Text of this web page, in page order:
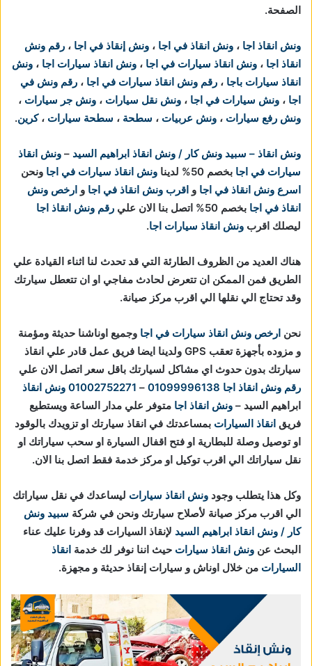
الصفحة.
ونش انقاذ اجا ، ونش انقاذ في اجا ، ونش إنقاذ في اجا ، رقم ونش
انقاذ اجا ، ونش انقاذ سيارات في اجا ، ونش انقاذ سيارات اجا ، ونش
انقاذ سيارات باجا ، رقم ونش انقاذ سيارات في اجا ، رقم ونش في
اجا ، ونش سيارات في اجا ، ونش نقل سيارات ، ونش جر سيارات ،
ونش رفع سيارات ، ونش عربيات ، سطحة ، سطحة سيارات ،كرين.
ونش انقاذ – سبيد ونش كار / ونش انقاذ ابراهيم السيد – ونش انقاذ
سيارات في اجا بخصم 50% لدينا ونش انقاذ سيارات في اجا ونحن
اسرع ونش انقاذ في اجا و اقرب ونش انقاذ في اجا و ارخص ونش
انقاذ في اجا بخصم 50% اتصل بنا الان علي
رقم ونش انقاذ اجا
ليصلك اقرب ونش انقاذ سيارات اجا.
هناك العديد من الظروف الطارئة التي قد تحدث لنا اثناء القيادة علي
الطريق فمن الممكن ان تتعرض لحادث مفاجي او ان تتعطل سيارتك
وقد تحتاج الي نقلها الي اقرب مركز صيانة.
نحن ارخص ونش انقاذ سيارات في اجا وجميع اوناشنا حديثة ومؤمنة
و مزوده بأجهزة تعقب GPS ولدينا ايضا فريق عمل قادر علي انقاذ
سيارتك بدون حدوث اي مشاكل لسيارتك باقل سعر اتصل الان علي
رقم ونش انقاذ اجا 01099996138
–
01002752271 ونش انقاذ
ابراهيم السيد – ونش انقاذ اجا متوفر علي مدار الساعة ويستطيع
فريق انقاذ السيارات بمساعدتك في انقاذ سيارتك او تزويدك بالوقود
او توصيل وصلة للبطارية او فتح اقفال السيارة او سحب سياراتك او
نقل سياراتك الي اقرب توكيل او مركز خدمة فقط اتصل بنا الان.
وكل هذا يتطلب وجود ونش انقاذ سيارات ليساعدك في نقل سياراتك
الي اقرب مركز صيانة لأصلاح سيارتك ونحن في شركة سبيد ونش
كار / ونش انقاذ ابراهيم السيد لإنقاذ السيارات قد وفرنا عليك عناء
البحث عن ونش انقاذ سيارات حيث اننا نوفر لك خدمة انقاذ
السيارات من خلال اوناش و سيارات إنقاذ حديثة و مجهزة.